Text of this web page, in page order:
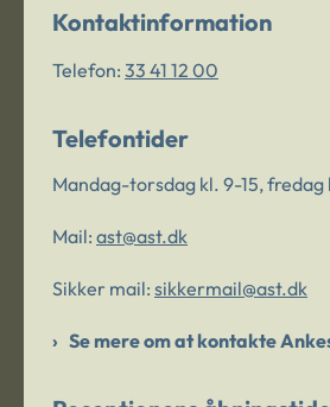
Kontaktinformation
Telefon: 33 41 12 00
Telefontider
Mandag-torsdag kl. 9-15, fredag
Mail: ast@ast.dk
Sikker mail: sikkermail@ast.dk
Se mere om at kontakte